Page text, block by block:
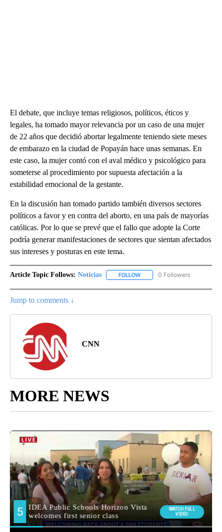
El debate, que incluye temas religiosos, políticos, éticos y
legales, ha tomado mayor relevancia por un caso de una mujer
de 22 años que decidió abortar legalmente teniendo siete meses
de embarazo en la ciudad de Popayán hace unas semanas. En
este caso, la mujer contó con el aval médico y psicológico para
someterse al procedimiento por supuesta afectación a la
estabilidad emocional de la gestante.
En la discusión han tomado partido también diversos sectores
políticos a favor y en contra del aborto, en una país de mayorías
católicas. Por lo que se prevé que el fallo que adopte la Corte
podría generar manifestaciones de sectores que sientan afectados
sus intereses y posturas en este tema.
Article Topic Follows: Noticias FOLLOW FOLLOW "NOTICIAS" TO
0 Followers
Jump to comments ↓
CNN
MORE NEWS